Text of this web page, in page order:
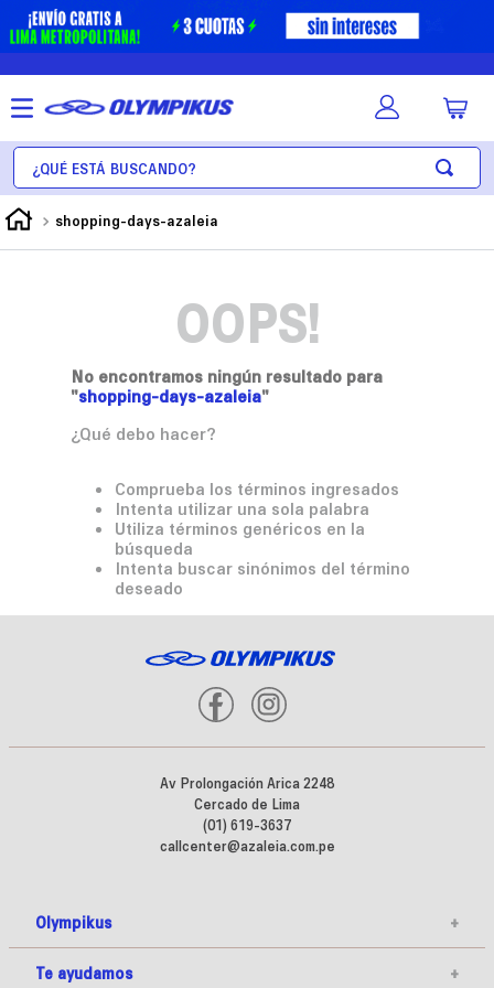
¿Qué está buscando?
shopping-days-azaleia
OOPS!
No encontramos ningún resultado para
"shopping-days-azaleia"
¿Qué debo hacer?
Comprueba los términos ingresados
Intenta utilizar una sola palabra
Utiliza términos genéricos en la
búsqueda
Intenta buscar sinónimos del término
deseado
Av Prolongación Arica 2248
Cercado de Lima
(01) 619-3637
callcenter@azaleia.com.pe
Olympikus +
Te ayudamos +